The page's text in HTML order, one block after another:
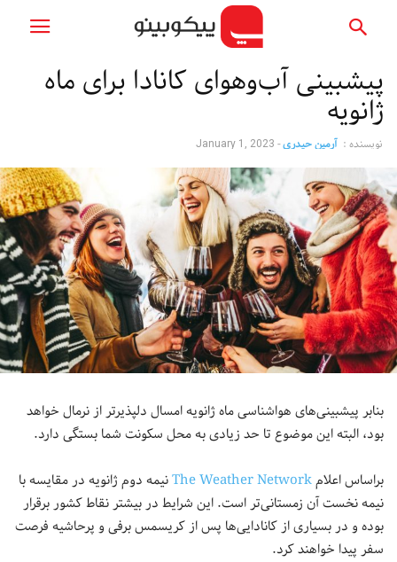
پیشبینی آب‌وهوای کانادا برای ماه
ژانویه
نویسنده : آرمین حیدری-
January 1, 2023
بنابر پیشبینی‌های هواشناسی ماه ژانویه امسال دلپذیرتر از نرمال خواهد
بود، البته این موضوع تا حد زیادی به محل سکونت شما بستگی دارد.
براساس اعلامThe Weather Networkنیمه دوم ژانویه در مقایسه با
نیمه نخست آن زمستانی‌تر است. این شرایط در بیشتر نقاط کشور برقرار
بوده و در بسیاری از کانادایی‌ها پس از کریسمس برفی و پرحاشیه فرصت
سفر پیدا خواهند کرد.